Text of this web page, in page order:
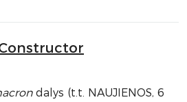
dalys (t.t. NAUJIENOS, 6